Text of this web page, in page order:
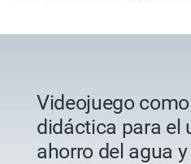
Videojuego
didáctica para el
ahorro del agua